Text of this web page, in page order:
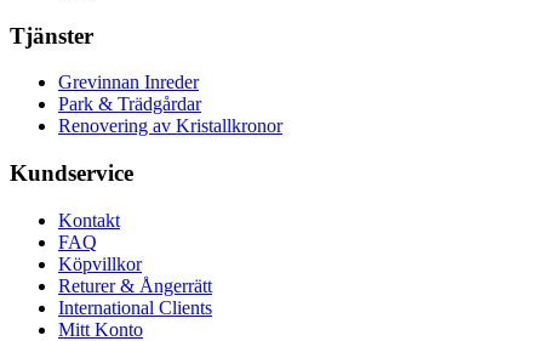
Tjänster
Grevinnan Inreder
Park & Trädgårdar
Renovering av Kristallkronor
Kundservice
Kontakt
FAQ
Köpvillkor
Returer & Ångerrätt
International Clients
Mitt Konto